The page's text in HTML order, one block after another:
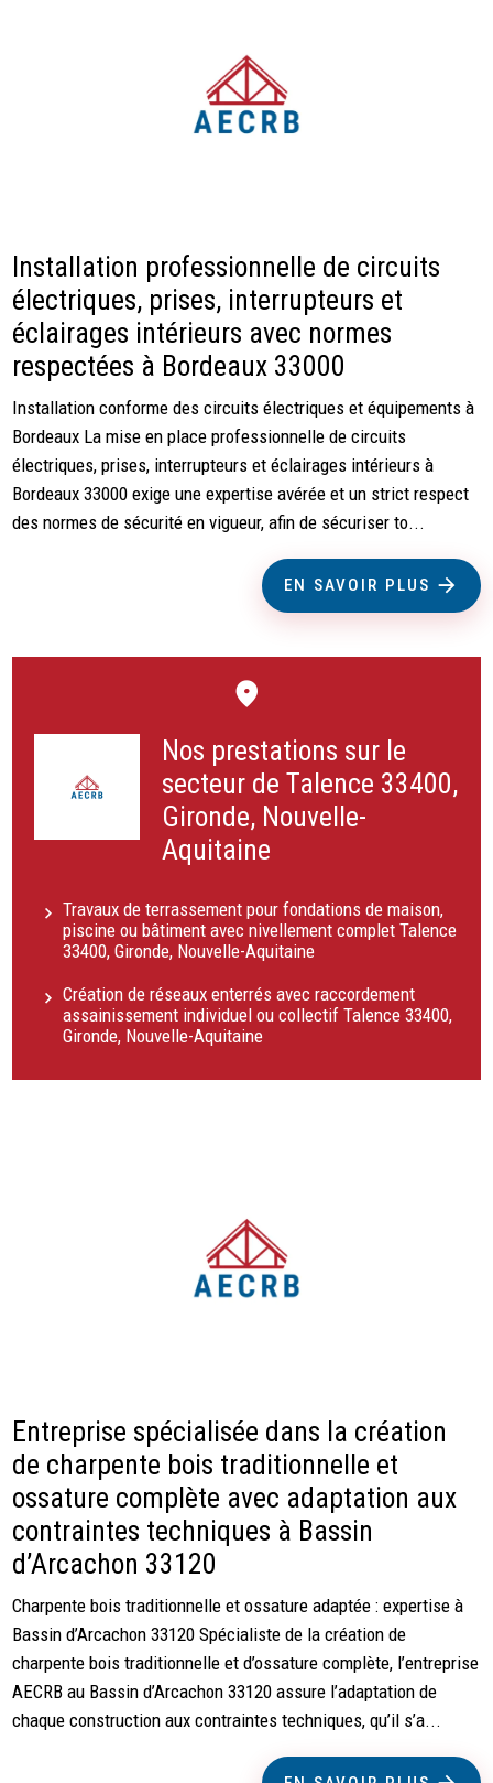
Installation professionnelle de circuits
électriques, prises, interrupteurs et
éclairages intérieurs avec normes
respectées à Bordeaux 33000
Installation conforme des circuits électriques et équipements à
Bordeaux La mise en place professionnelle de circuits
électriques, prises, interrupteurs et éclairages intérieurs à
Bordeaux 33000 exige une expertise avérée et un strict respect
des normes de sécurité en vigueur, afin de sécuriser to...
EN SAVOIR PLUS
Nos prestations sur le
secteur de Talence 33400,
Gironde, Nouvelle-
Aquitaine
Travaux de terrassement pour fondations de maison,
piscine ou bâtiment avec nivellement complet Talence
33400, Gironde, Nouvelle-Aquitaine
Création de réseaux enterrés avec raccordement
assainissement individuel ou collectif Talence 33400,
Gironde, Nouvelle-Aquitaine
Entreprise spécialisée dans la création
de charpente bois traditionnelle et
ossature complète avec adaptation aux
contraintes techniques à Bassin
d’Arcachon 33120
Charpente bois traditionnelle et ossature adaptée : expertise à
Bassin d’Arcachon 33120 Spécialiste de la création de
charpente bois traditionnelle et d’ossature complète, l’entreprise
AECRB au Bassin d’Arcachon 33120 assure l’adaptation de
chaque construction aux contraintes techniques, qu’il s’a...